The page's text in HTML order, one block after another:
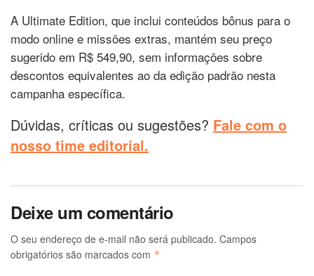
A Ultimate Edition, que inclui conteúdos bônus para o
modo online e missões extras, mantém seu preço
sugerido em R$ 549,90, sem informações sobre
descontos equivalentes ao da edição padrão nesta
campanha específica.
Dúvidas, críticas ou sugestões? Fale com o
nosso time editorial.
Deixe um comentário
O seu endereço de e-mail não será publicado. Campos
obrigatórios são marcados com *